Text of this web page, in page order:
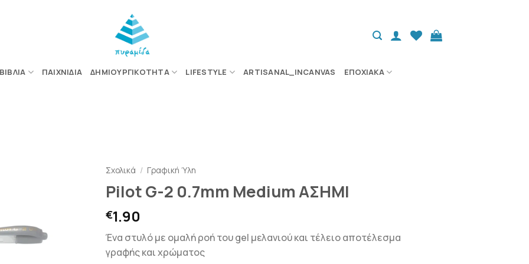
ΒΙΒΛΊΑ ΠΑΙΧΝΊΔΙΑ ΔΗΜΙΟΥΡΓΙΚΌΤΗΤΑ LIFESTYLE ARTISANAL_INCANVAS ΕΠΟΧΙΑΚΆ
Σχολικά / Γραφική Ύλη
Pilot G-2 0.7mm Medium ΑΣΗΜΙ
€1.90
Ένα στυλό με ομαλή ροή του gel μελανιού και τέλειο αποτέλεσμα
γραφής και χρώματος